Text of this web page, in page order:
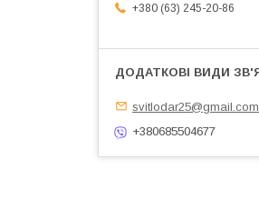
+380 (63) 245-20-86
svitlodar25@gmail.com
+380685504677